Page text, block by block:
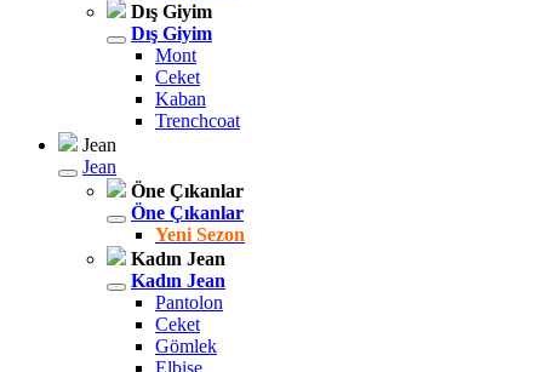
Dış Giyim
Dış Giyim
Mont
Ceket
Kaban
Trenchcoat
Jean
Jean
Öne Çıkanlar
Öne Çıkanlar
Yeni Sezon
Kadın Jean
Kadın Jean
Pantolon
Ceket
Gömlek
Elbise